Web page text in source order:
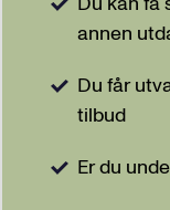
annen
Du får
tilbud
Er du